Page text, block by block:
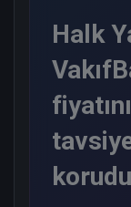
Halk
korudu